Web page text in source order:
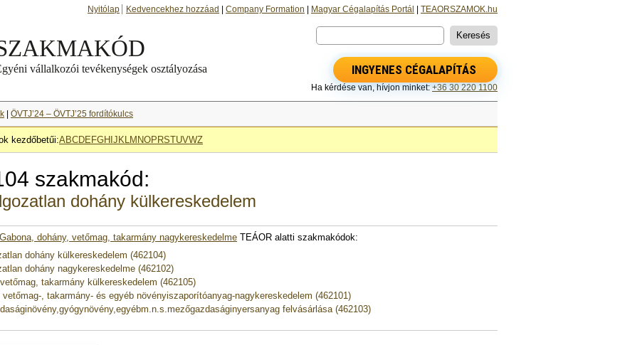
Nyitólap Kedvencekhez hozzáad Company Formation Magyar Cégalapítás Portál TEAORSZAMOK.hu
INGYENES CÉGALAPÍTÁS
Ha kérdése van, hívjon minket: +36 30 220 1100
ÖVTJ’24 – ÖVTJ’25 fordítókulcs
kezdőbetűi:ABCDE FGH J KLM NOP RSTUVWZ
szakmakód:
dohány külkereskedelem
dohány, vetőmag, takarmány nagykereskedelme TEÁOR alatti szakmakódok:
dohány külkereskedelem (462104)
dohány nagykereskedelme (462102)
takarmány külkereskedelem (462105)
vetőmag-, takarmány- és egyéb növényiszaporítóanyag-nagykereskedelem (462101)
felvásárlása (462103)